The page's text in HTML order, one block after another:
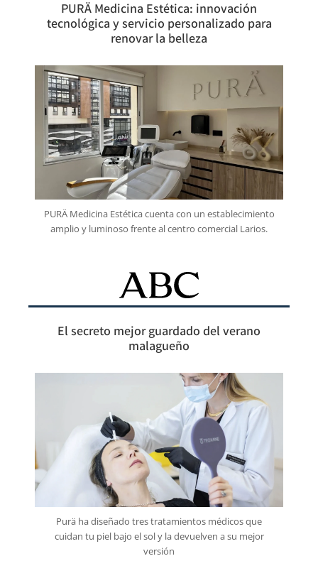
PURÄ Medicina Estética: innovación
tecnológica y servicio personalizado para
renovar la belleza
PURÄ Medicina Estética cuenta con un establecimiento
amplio y luminoso frente al centro comercial Larios.
El secreto mejor guardado del verano
malagueño
Purä ha diseñado tres tratamientos médicos que
cuidan tu piel bajo el sol y la devuelven a su mejor
versión